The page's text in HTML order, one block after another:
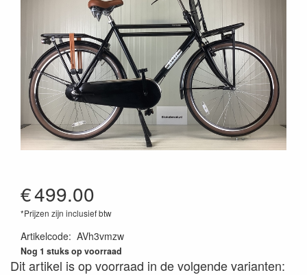
€499.00
*Prijzen zijn inclusief btw
Artikelcode: AVh3vmzw
Nog 1 stuks op voorraad
Dit artikel is op voorraad in de volgende varianten: